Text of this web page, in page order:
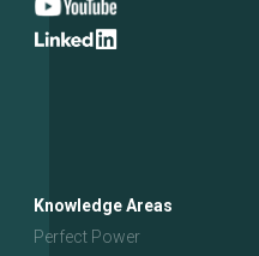
Knowledge Areas
Perfect Power